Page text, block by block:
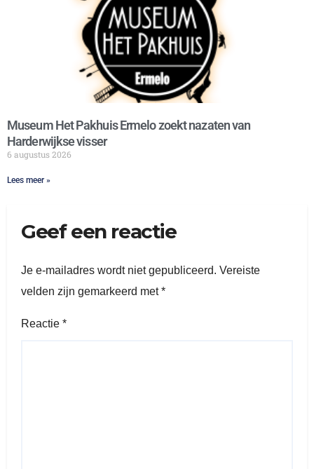
Museum Het Pakhuis Ermelo zoekt nazaten van
Harderwijkse visser
6 augustus 2026
Lees meer »
Geef een reactie
Je e-mailadres wordt niet gepubliceerd. Vereiste
velden zijn gemarkeerd met*
Reactie *